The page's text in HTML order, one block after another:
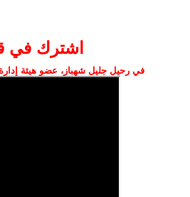
اشترك في
في رحيل جليل شهباز، عضو هيئة